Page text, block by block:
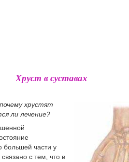
Хруст в суставах
хрустят
ли лечение?
большей части у
с тем, что в